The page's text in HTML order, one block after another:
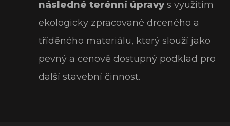
následné terénní úpravys využitím
ekologicky zpracované drceného a
tříděného materiálu, který slouží jako
pevný a cenově dostupný podklad pro
další stavební činnost.